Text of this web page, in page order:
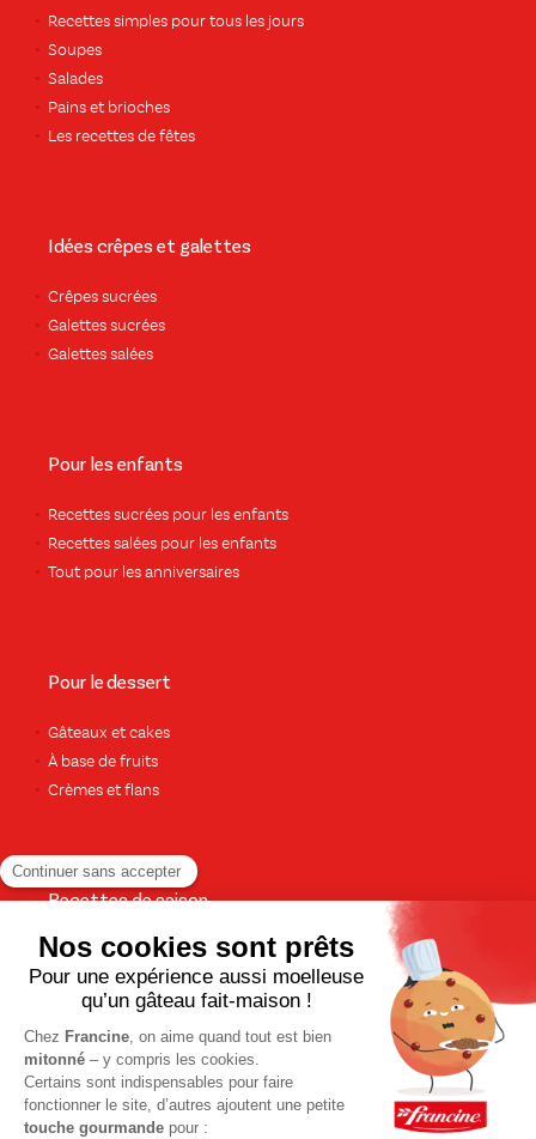
Recettes simples pour tous les jours
Soupes
Salades
Pains et brioches
Les recettes de fêtes
Idées crêpes et galettes
Crêpes sucrées
Galettes sucrées
Galettes salées
Pour les enfants
Recettes sucrées pour les enfants
Recettes salées pour les enfants
Tout pour les anniversaires
Pour le dessert
Gâteaux et cakes
À base de fruits
Crèmes et flans
Recettes de saison
Printemps
Été
Automne
Hiver